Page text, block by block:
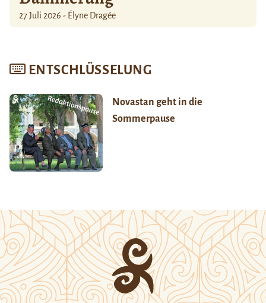
27 Juli 2026 - Élyne Dragée
ENTSCHLÜSSELUNG
Novastan geht in die
Sommerpause